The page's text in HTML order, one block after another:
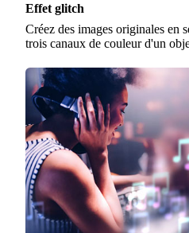
Effet glitch
Créez des images originales en
trois canaux de couleur d'un